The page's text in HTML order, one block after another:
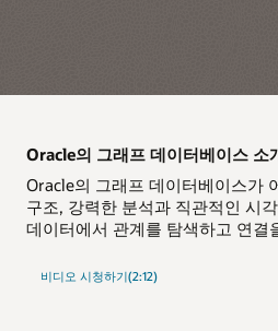
Oracle의 그래프 데이터베이스 소
Oracle의 그래프 데이터베이스가
구조, 강력한 분석과 직관적인 시
데이터에서 관계를 탐색하고 연결
비디오 시청하기(2:12)